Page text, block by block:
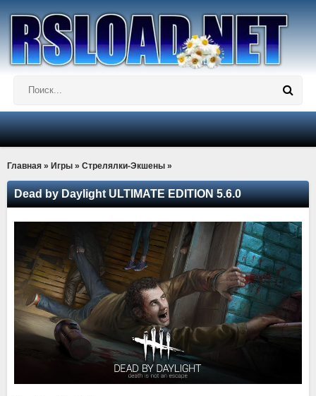
Главная » Игры » Стрелялки-Экшены »
Dead by Daylight ULTIMATE EDITION 5.6.0